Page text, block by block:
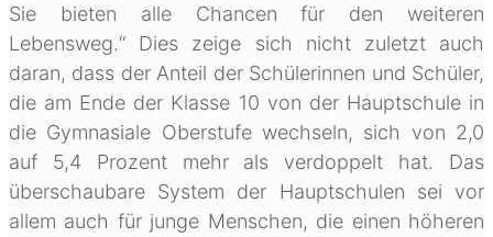
Sie bieten alle Chancen für den weiteren
Lebensweg.“ Dies zeige sich nicht zuletzt auch
daran, dass der Anteil der Schülerinnen und Schüler,
die am Ende der Klasse 10 von der Hauptschule in
die Gymnasiale Oberstufe wechseln, sich von 2,0
auf 5,4 Prozent mehr als verdoppelt hat. Das
überschaubare System der Hauptschulen sei vor
allem auch für junge Menschen, die einen höheren